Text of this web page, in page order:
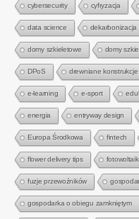
cybersecurity cyfryzacja
data science dekarbonizacja
domy szkieletowe domy
DPoS drewniane konstrukcje
e-learning e-sport
energia entryway design
Europa Środkowa fintech
flower delivery tips
fuzje przewoźników
gospodarka o obiegu zamkniętym